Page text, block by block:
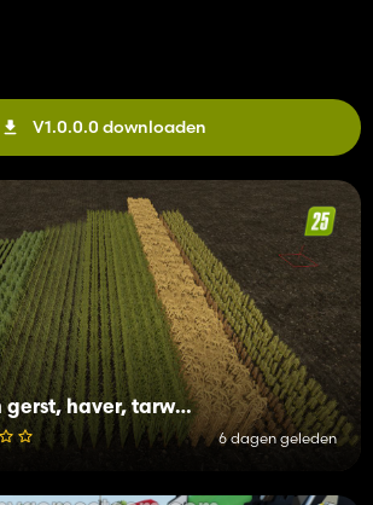
V1.0.0.0 downloaden
Rijzaaien van gerst, haver, tarwe, koolzaad (Prefab)
6 dagen geleden